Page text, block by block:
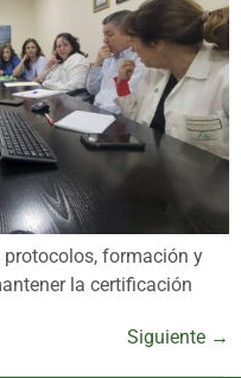
formación y
la certificación
Siguiente →